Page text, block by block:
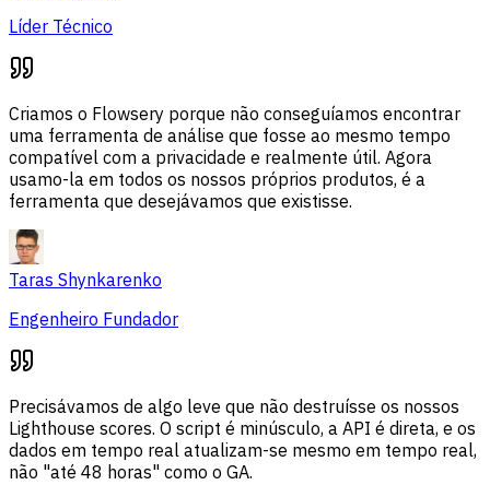
Líder Técnico
Criamos o Flowsery porque não conseguíamos encontrar
uma ferramenta de análise que fosse ao mesmo tempo
compatível com a privacidade e realmente útil. Agora
usamo-la em todos os nossos próprios produtos, é a
ferramenta que desejávamos que existisse.
Taras Shynkarenko
Engenheiro Fundador
Precisávamos de algo leve que não destruísse os nossos
Lighthouse scores. O script é minúsculo, a API é direta, e os
dados em tempo real atualizam-se mesmo em tempo real,
não "até 48 horas" como o GA.